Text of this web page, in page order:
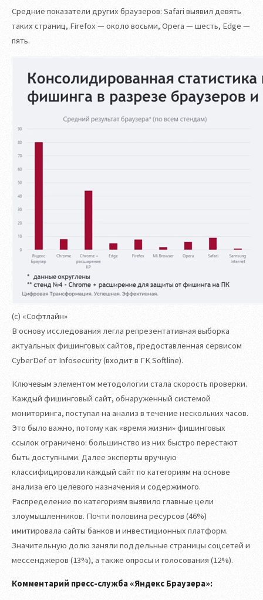
Средние показатели других браузеров: Safari выявил девять
таких страниц, Firefox — около восьми, Opera — шесть, Edge —
пять.
(с) «Софтлайн»
В основу исследования легла репрезентативная выборка
актуальных фишинговых сайтов, предоставленная сервисом
CyberDef от Infosecurity (входит в ГК Softline).
Ключевым элементом методологии стала скорость проверки.
Каждый фишинговый сайт, обнаруженный системой
мониторинга, поступал на анализ в течение нескольких часов.
Это было важно, потому как «время жизни» фишинговых
ссылок ограничено: большинство из них быстро перестают
быть доступными. Далее эксперты вручную
классифицировали каждый сайт по категориям на основе
анализа его целевого назначения и содержимого.
Распределение по категориям выявило главные цели
злоумышленников. Почти половина ресурсов (46%)
имитировала сайты банков и инвестиционных платформ.
Значительную долю заняли поддельные страницы соцсетей и
мессенджеров (13%), а также опросы и голосования (12%).
Комментарий пресс-служба «Яндекс Браузера»: